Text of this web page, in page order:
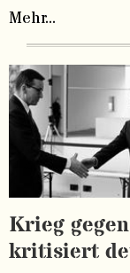
Mehr...
Krieg
kritisiert